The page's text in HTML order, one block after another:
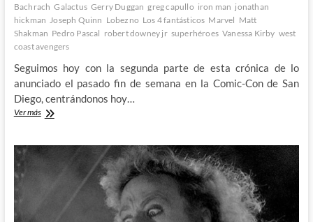
Bachrach Galactus Gerry Duggan greg capullo iron man jonathan
hickman Joseph Quinn Lobezno Los 4 fantásticos Marvel Matt
Shakman Pedro Pascal robert downey jr superhéroes Vanessa Kirby west
coast avengers
Seguimos hoy con la segunda parte de esta crónica de lo
anunciado el pasado fin de semana en la Comic-Con de San
Diego, centrándonos hoy…
Ver más¿Qué
Marvel